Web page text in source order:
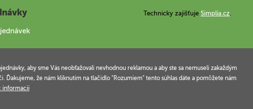
Technicky zajišťuje Simplia.cz
aby sme Vás neobťažovali nevhodnou reklamou a aby ste sa nemuseli zakaždým
Ďakujeme, že nám kliknutím na tlačidlo "Rozumiem" tento súhlas dáte a pomôžete nám
informacií